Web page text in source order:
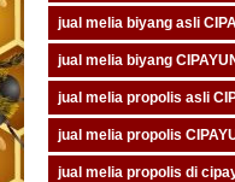
jual melia biyang asli
jual melia biyang
jual melia propolis asli
jual melia propolis
jual melia propolis di